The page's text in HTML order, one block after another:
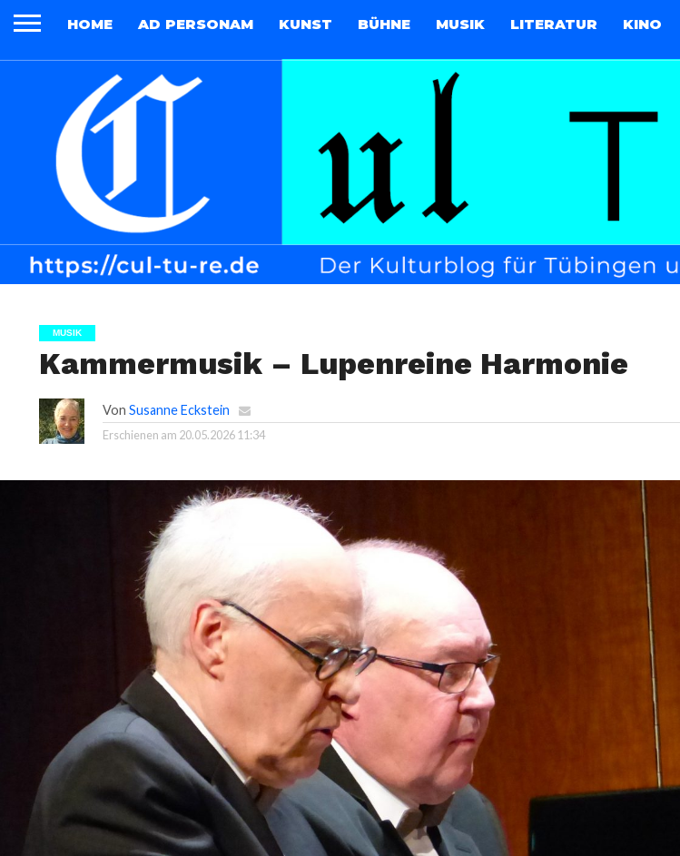
HOME AD PERSONAM KUNST BÜHNE MUSIK LITERATUR KINO
MUSIK
Kammermusik – Lupenreine Harmonie
Von Susanne Eckstein
Erschienen am 20.05.2026 11:34